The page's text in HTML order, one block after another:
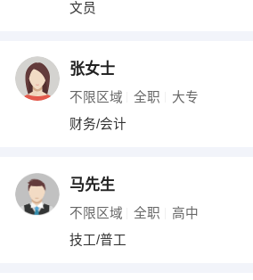
文员
张女士
不限区域 全职 大专
财务/会计
马先生
不限区域 全职 高中
技工/普工